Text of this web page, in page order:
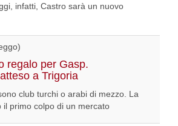
infatti, Castro sarà un nuovo
regalo per Gasp.
a Trigoria
club turchi o arabi di mezzo. La
il primo colpo di un mercato